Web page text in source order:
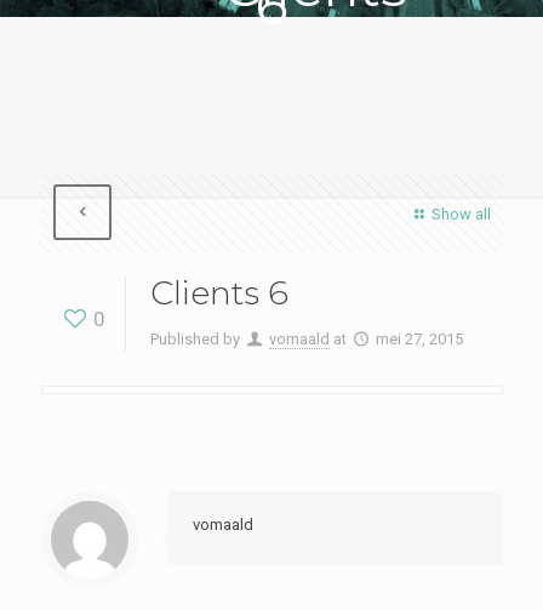
Show all
0
Clients 6
Published by vomaald at mei 27, 2015
vomaald